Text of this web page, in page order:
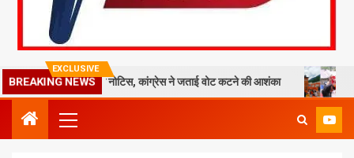
EXCLUSIVE
BREAKING NEWS
मतदाताओं को नोटिस, कांग्रेस ने जताई वोट कटने की आशंका धराली आपदा